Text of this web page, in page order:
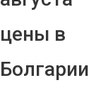
цены в
Болгарии